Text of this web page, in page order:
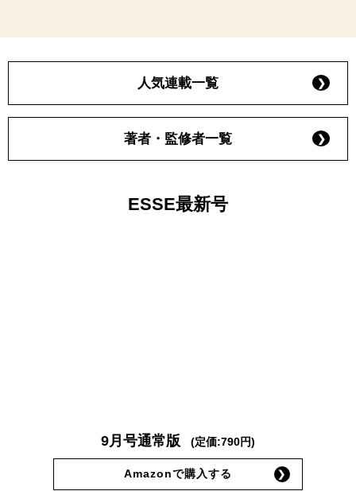
人気連載一覧
著者・監修者一覧
ESSE最新号